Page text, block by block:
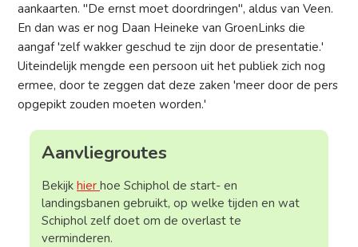
aankaarten. "De ernst moet doordringen", aldus van Veen.
En dan was er nog Daan Heineke van GroenLinks die
aangaf 'zelf wakker geschud te zijn door de presentatie.'
Uiteindelijk mengde een persoon uit het publiek zich nog
ermee, door te zeggen dat deze zaken 'meer door de pers
opgepikt zouden moeten worden.'
Aanvliegroutes
Bekijk hier hoe Schiphol de start- en
landingsbanen gebruikt, op welke tijden en wat
Schiphol zelf doet om de overlast te
verminderen.